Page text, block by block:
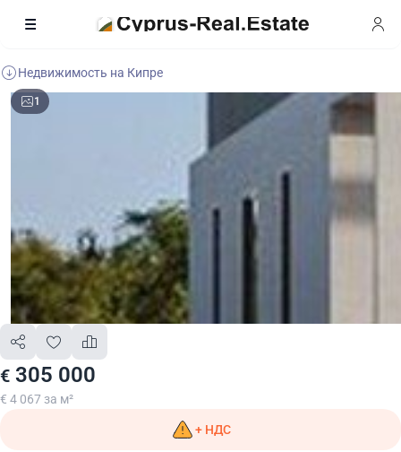
Недвижимость на Кипре
1
€ 305 000
€ 4 067 за м²
+ НДС